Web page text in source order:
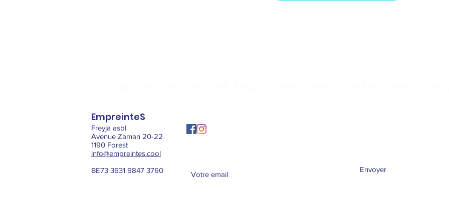
EmpreinteS
Freyja asbl
Avenue Zaman 20-22
1190 Forest
info@empreintes.cool
BE73 3631 9847 3760
Envoyer